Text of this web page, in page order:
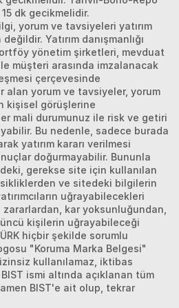
dk gecikmelidir.
yorum ve tavsiyeleri yatırım
Yatırım danışmanlığı
yönetim şirketleri, mevduat
müşteri arasında imzalanacak
çerçevesinde
alan yorum ve tavsiyeler, yorum
kişisel görüşlerine
mali durumunuz ile risk ve getiri
Bu nedenle, sadece burada
yatırım kararı verilmesi
doğurmayabilir. Bununla
gerekse site için kullanılan
ve sitedeki bilgilerin
uğrayabilecekleri
zararlardan, kar yoksunluğundan,
kişilerin uğrayabileceği
hiçbir şekilde sorumlu
"Koruma Marka Belgesi"
kullanılamaz, iktibas
ismi altında açıklanan tüm
BIST'e ait olup, tekrar